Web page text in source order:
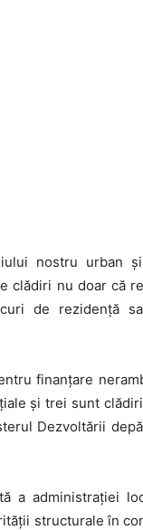
nostru urban
clădiri nu doar că
de rezidență
finanțare
și trei sunt
Dezvoltării
a administrației
structurale în